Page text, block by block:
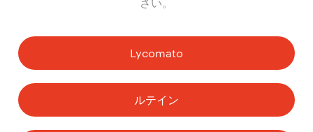
Lycomato
ルテイン